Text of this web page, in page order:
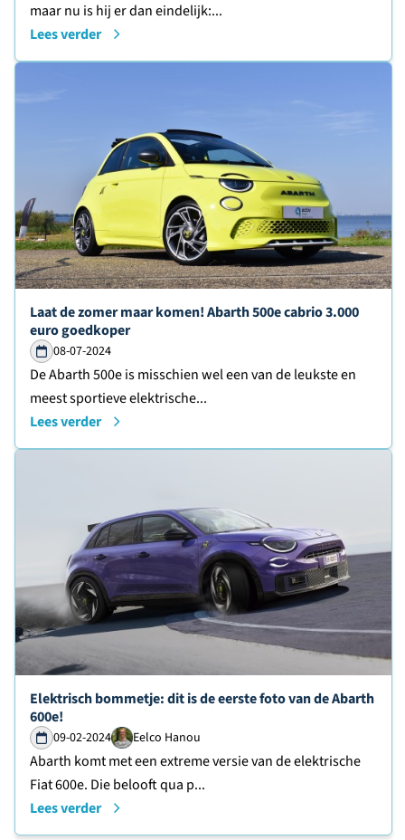
maar nu is hij er dan eindelijk:...
Lees verder
Lees verder over
Laat de zomer maar komen! Abarth 500e cabrio 3.000
euro goedkoper
08-07-2024
De Abarth 500e is misschien wel een van de leukste en
meest sportieve elektrische...
Lees verder
Lees verder over
Elektrisch bommetje: dit is de eerste foto van de Abarth
600e!
09-02-2024 Eelco Hanou
Abarth komt met een extreme versie van de elektrische
Fiat 600e. Die belooft qua p...
Lees verder